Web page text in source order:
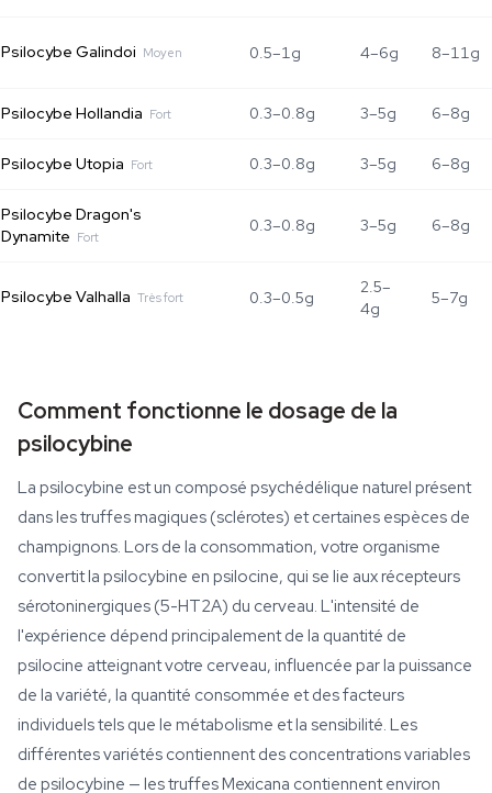
Psilocybe Galindoi Moyen 0.5–1g 4–6g 8–11g
Psilocybe Hollandia Fort 0.3–0.8g 3–5g 6–8g
Psilocybe Utopia Fort 0.3–0.8g 3–5g 6–8g
Psilocybe Dragon's
Dynamite Fort
0.3–0.8g 3–5g 6–8g
Psilocybe Valhalla Très fort 0.3–0.5g
2.5–
4g
5–7g
Comment fonctionne le dosage de la
psilocybine
La psilocybine est un composé psychédélique naturel présent
dans les truffes magiques (sclérotes) et certaines espèces de
champignons. Lors de la consommation, votre organisme
convertit la psilocybine en psilocine, qui se lie aux récepteurs
sérotoninergiques (5-HT2A) du cerveau. L'intensité de
l'expérience dépend principalement de la quantité de
psilocine atteignant votre cerveau, influencée par la puissance
de la variété, la quantité consommée et des facteurs
individuels tels que le métabolisme et la sensibilité. Les
différentes variétés contiennent des concentrations variables
de psilocybine — les truffes Mexicana contiennent environ